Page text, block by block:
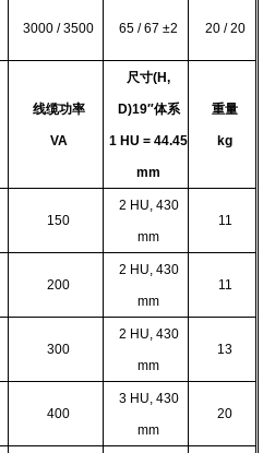
3000 / 3500 65 / 67 ±2 20 / 20
线缆功率
VA
尺寸(H,
D)19″体系
1 HU = 44.45
mm
重量
kg
150
2 HU, 430
mm
11
200
2 HU, 430
mm
11
300
2 HU, 430
mm
13
400
3 HU, 430
mm
20